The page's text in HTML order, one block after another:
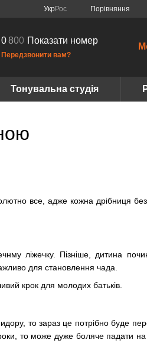
УкрРос Порівняння
0800 Показати номер
Передзвонити вам?
Тонувальна студія
все, адже кожна дрібниця
ліжечку. Пізніше, дитина
для становлення чада.
крок для молодих батьків.
то зараз це потрібно буде
то може дуже боляче падати на